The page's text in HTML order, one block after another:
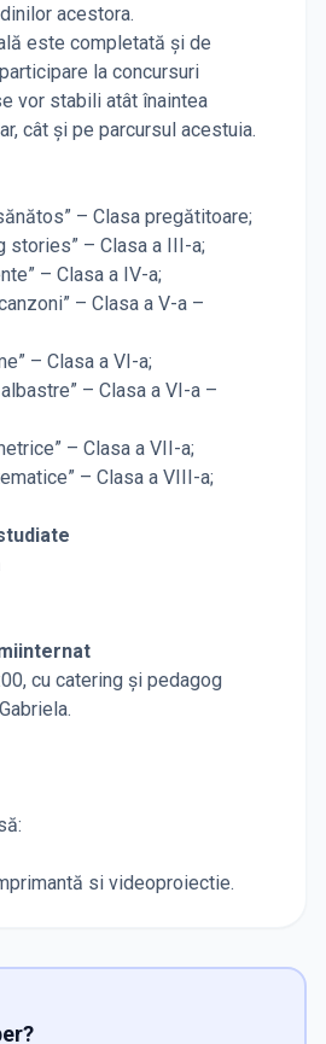
acestora.
este completată și de
la concursuri
vor stabili atât înaintea
cât și pe parcursul acestuia.
– Clasa pregătitoare;
stories” – Clasa a III-a;
– Clasa a IV-a;
– Clasa a V-a –
– Clasa a VI-a;
– Clasa a VI-a –
– Clasa a VII-a;
– Clasa a VIII-a;
cu catering și pedagog
si videoproiectie.